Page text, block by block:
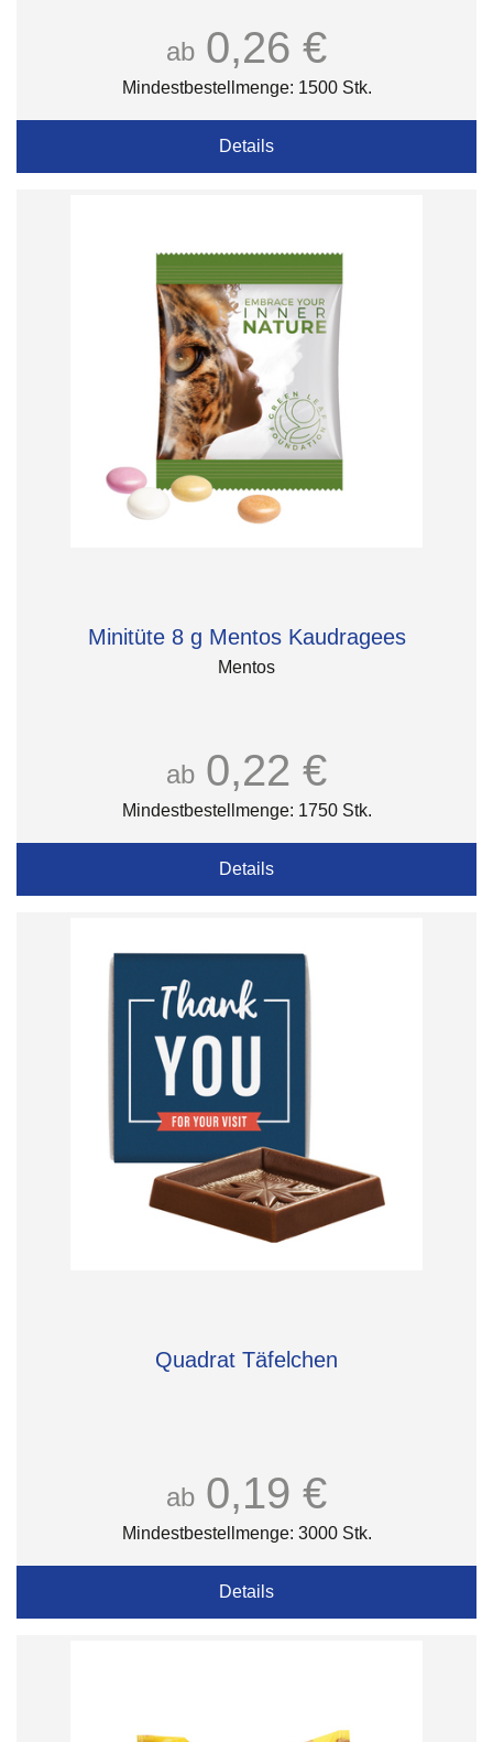
ab 0,26 €
Mindestbestellmenge: 1500 Stk.
Details
Minitüte 8 g Mentos Kaudragees
Mentos
ab 0,22 €
Mindestbestellmenge: 1750 Stk.
Details
Quadrat Täfelchen
ab 0,19 €
Mindestbestellmenge: 3000 Stk.
Details